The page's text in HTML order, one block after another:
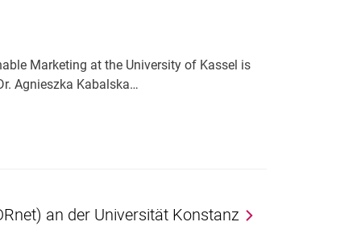
Marketing at the University of Kassel is
Agnieszka Kabalska…
an der Universität Konstanz